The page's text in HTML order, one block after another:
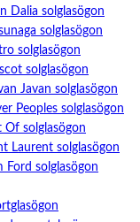
Dalia solglasögon
solglasögon
solglasögon
solglasögon
Javan solglasögon
Peoples solglasögon
Of solglasögon
Laurent solglasögon
Ford solglasögon